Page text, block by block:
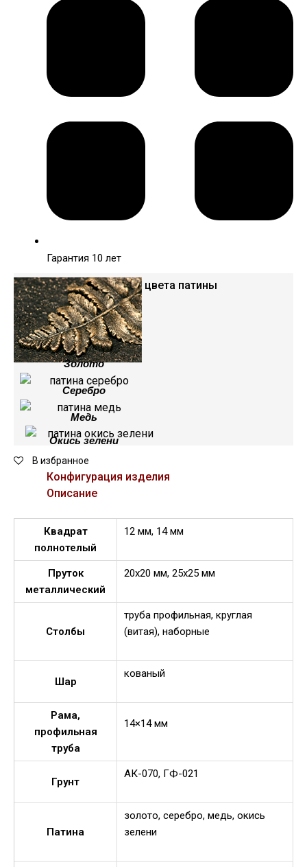
Гарантия 10 лет
Варианты цвета патины
Золото
Серебро
Медь
Окись зелени
В избранное
Конфигурация изделия
Описание
Квадрат
полнотелый
12 мм, 14 мм
Пруток
металлический
20х20 мм, 25х25 мм
Столбы
труба профильная, круглая
(витая), наборные
Шар
кованый
Рама,
профильная
труба
14×14 мм
Грунт
АК-070, ГФ-021
Патина
золото, серебро, медь, окись
зелени